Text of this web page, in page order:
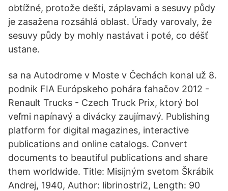
obtížné, protože dešti, záplavami a sesuvy půdy
je zasažena rozsáhlá oblast. Úřady varovaly, že
sesuvy půdy by mohly nastávat i poté, co déšť
ustane.
sa na Autodrome v Moste v Čechách konal už 8.
podnik FIA Európskeho pohára ťahačov 2012 -
Renault Trucks - Czech Truck Prix, ktorý bol
veľmi napínavý a divácky zaujímavý. Publishing
platform for digital magazines, interactive
publications and online catalogs. Convert
documents to beautiful publications and share
them worldwide. Title: Misijným svetom Škrábik
Andrej, 1940, Author: librinostri2, Length: 90